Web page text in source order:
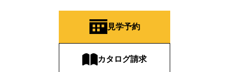
見学予約
カタログ請求